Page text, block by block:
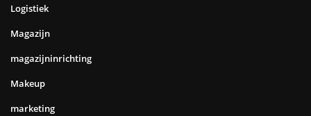
Logistiek
Magazijn
magazijninrichting
Makeup
marketing